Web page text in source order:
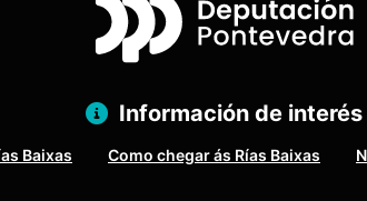
Información de interés
Baixas Como chegar ás Rías Baixas